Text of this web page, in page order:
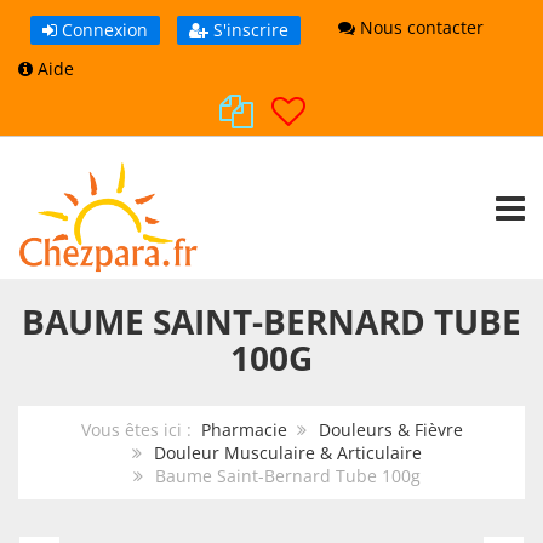
Connexion S'inscrire
Nous contacter
Aide
BAUME SAINT-BERNARD TUBE
100G
Vous êtes ici : Pharmacie
Douleurs & Fièvre
Douleur Musculaire & Articulaire
Baume Saint-Bernard Tube 100g